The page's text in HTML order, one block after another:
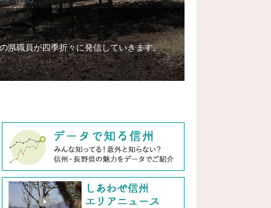
県職員が四季折々に発信していきます。